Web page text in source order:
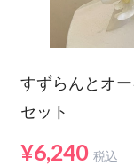
すずらんとオ
セット
¥6,240 税込